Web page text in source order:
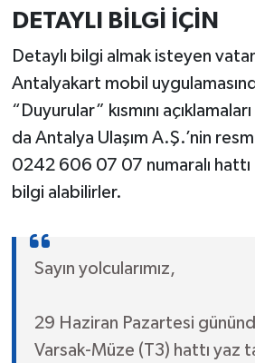
DETAYLI BİLGİ İÇİN
Detaylı bilgi almak isteyen
Antalyakart mobil
“Duyurular” kısmını
da Antalya Ulaşım A.Ş.’nin
0242 606 07 07 numaralı hattı
bilgi alabilirler.
Sayın yolcularımız,
29 Haziran Pazartesi
Varsak-Müze (T3) hattı yaz